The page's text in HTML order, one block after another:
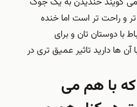
و راحت تر است اما خنده
با دوستان تان و برای
ها دارید تاثیر عمیق تری در
با هم می